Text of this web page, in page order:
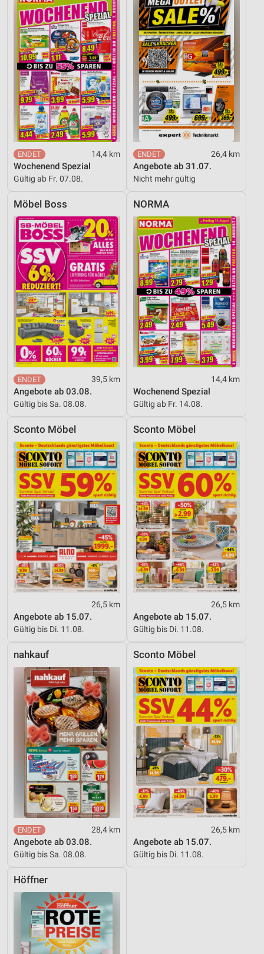
14,4 km
Wochenend Spezial
Gültig ab Fr. 07.08.
26,4 km
Angebote ab 31.07.
Nicht mehr gültig
Möbel Boss
39,5 km
Angebote ab 03.08.
Gültig bis Sa. 08.08.
NORMA
14,4 km
Wochenend Spezial
Gültig ab Fr. 14.08.
Sconto Möbel
26,5 km
Angebote ab 15.07.
Gültig bis Di. 11.08.
Sconto Möbel
26,5 km
Angebote ab 15.07.
Gültig bis Di. 11.08.
nahkauf
28,4 km
Angebote ab 03.08.
Gültig bis Sa. 08.08.
Sconto Möbel
26,5 km
Angebote ab 15.07.
Gültig bis Di. 11.08.
Höffner